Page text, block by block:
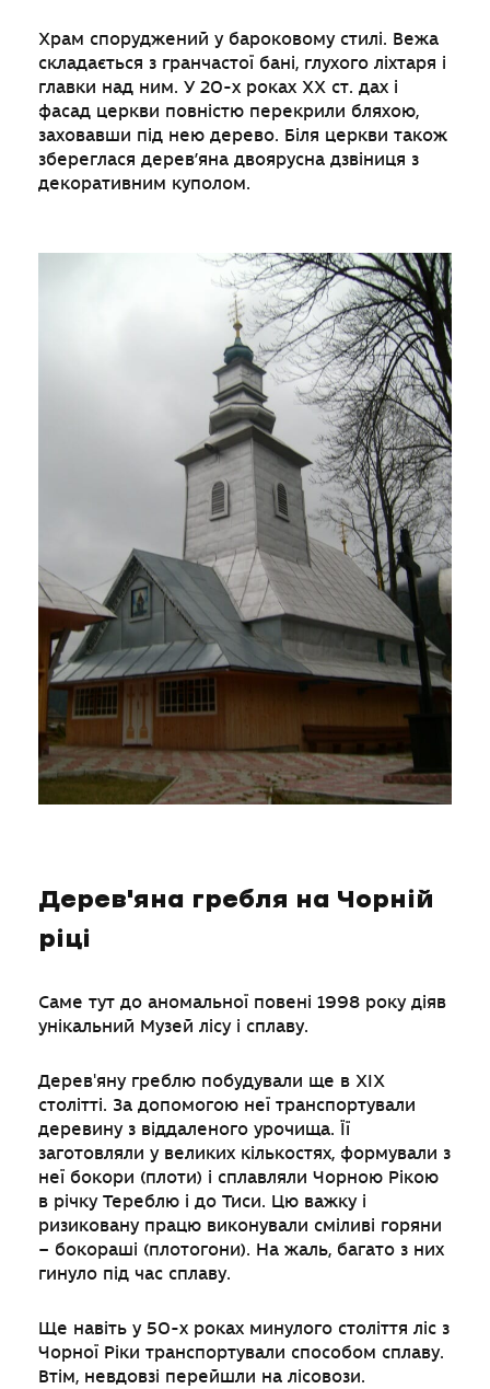
Храм споруджений у бароковому стилі. Вежа
складається з гранчастої бані, глухого ліхтаря і
главки над ним. У 20-х роках ХХ ст. дах і
фасад церкви повністю перекрили бляхою,
заховавши під нею дерево. Біля церкви також
збереглася дерев’яна двоярусна дзвіниця з
декоративним куполом.
Дерев'яна гребля на Чорній
ріці
Саме тут до аномальної повені 1998 року діяв
унікальний Музей лісу і сплаву.
Дерев'яну греблю побудували ще в XIX
столітті. За допомогою неї транспортували
деревину з віддаленого урочища. Її
заготовляли у великих кількостях, формували з
неї бокори (плоти) і сплавляли Чорною Рікою
в річку Тереблю і до Тиси. Цю важку і
ризиковану працю виконували сміливі горяни
– бокораші (плотогони). На жаль, багато з них
гинуло під час сплаву.
Ще навіть у 50-х роках минулого століття ліс з
Чорної Ріки транспортували способом сплаву.
Втім, невдовзі перейшли на лісовози.